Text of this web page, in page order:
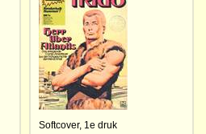
Softcover, 1e druk